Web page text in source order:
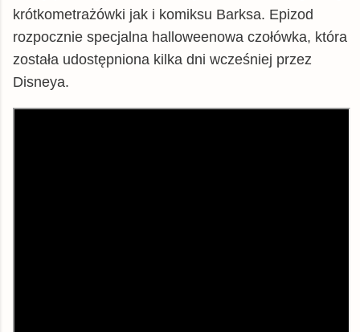
krótkometrażówki jak i komiksu Barksa. Epizod
rozpocznie specjalna halloweenowa czołówka, która
została udostępniona kilka dni wcześniej przez
Disneya.